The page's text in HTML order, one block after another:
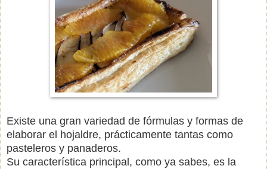
Existe una gran variedad de fórmulas y formas de
elaborar el hojaldre, prácticamente tantas como
pasteleros y panaderos.
Su característica principal, como ya sabes, es la